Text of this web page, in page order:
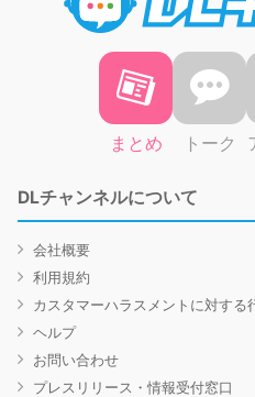
まとめ トーク
DLチャンネルについて
会社概要
利用規約
カスタマーハラスメントに対する
ヘルプ
お問い合わせ
プレスリリース・情報受付窓口